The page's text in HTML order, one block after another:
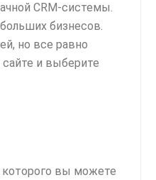
CRM-системы.
бизнесов.
но все равно
и выберите
которого вы можете